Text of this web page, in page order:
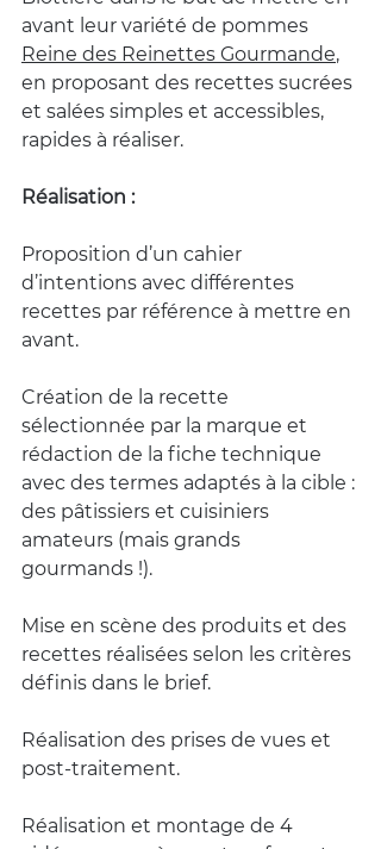
avant leur variété de pommes
Reine des Reinettes Gourmande,
en proposant des recettes sucrées
et salées simples et accessibles,
rapides à réaliser.
Réalisation :
Proposition d’un cahier
d’intentions avec différentes
recettes par référence à mettre en
avant.
Création de la recette
sélectionnée par la marque et
rédaction de la fiche technique
avec des termes adaptés à la cible :
des pâtissiers et cuisiniers
amateurs (mais grands
gourmands !).
Mise en scène des produits et des
recettes réalisées selon les critères
définis dans le brief.
Réalisation des prises de vues et
post-traitement.
Réalisation et montage de 4